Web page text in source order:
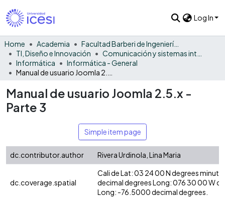
Log In
Home Academia
Facultad Barberi de Ingeniería, Diseño y Ciencias Aplicadas
TI, Diseño e Innovación
Informática
Informática - General
Manual de usuario Joomla 2.5.x -
Parte 3
Simple item page
dc.contributor.author Rivera Urdinola, Lina Maria
dc.coverage.spatial
Cali de Lat: 03 24 00 N degrees
decimal degrees Long: 076 30 00 W
Long: -76.5000 decimal degrees.